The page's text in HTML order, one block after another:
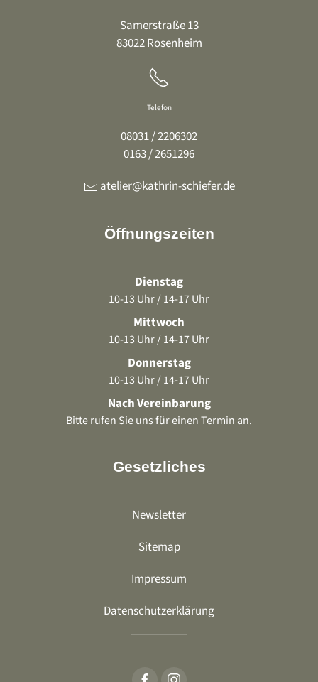
Samerstraße 13
83022 Rosenheim
Telefon
08031 / 2206302
0163 / 2651296
atelier@kathrin-schiefer.de
Öffnungszeiten
Dienstag
10-13 Uhr / 14-17 Uhr
Mittwoch
10-13 Uhr / 14-17 Uhr
Donnerstag
10-13 Uhr / 14-17 Uhr
Nach Vereinbarung
Bitte rufen Sie uns für einen Termin an.
Gesetzliches
Newsletter
Sitemap
Impressum
Datenschutzerklärung